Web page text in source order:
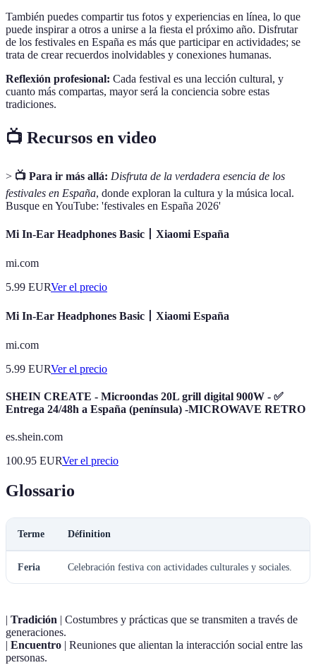
También puedes compartir tus fotos y experiencias en línea, lo que
puede inspirar a otros a unirse a la fiesta el próximo año. Disfrutar
de los festivales en España es más que participar en actividades; se
trata de crear recuerdos inolvidables y conexiones humanas.
Reflexión profesional: Cada festival es una lección cultural, y
cuanto más compartas, mayor será la conciencia sobre estas
tradiciones.
📺 Recursos en video
> 📺 Para ir más allá: Disfruta de la verdadera esencia de los
festivales en España, donde exploran la cultura y la música local.
Busque en YouTube: 'festivales en España 2026'
Mi In-Ear Headphones Basic丨Xiaomi España
mi.com
5.99 EURVer el precio
Mi In-Ear Headphones Basic丨Xiaomi España
mi.com
5.99 EURVer el precio
SHEIN CREATE - Microondas 20L grill digital 900W - ✅
Entrega 24/48h a España (península) -MICROWAVE RETRO
es.shein.com
100.95 EURVer el precio
Glossario
Terme Définition
Feria Celebración festiva con actividades culturales y sociales.
| Tradición | Costumbres y prácticas que se transmiten a través de
generaciones.
| Encuentro | Reuniones que alientan la interacción social entre las
personas.